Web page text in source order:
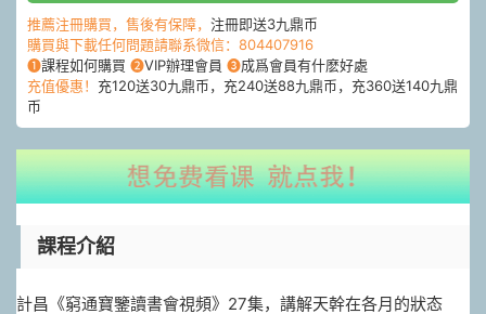
推薦注冊購買，售後有保障， 注冊即送3九鼎币
購買與下載任何問題請聯系微信：804407916
❶課程如何購買 ❷VIP辦理會員 ❸成爲會員有什麽好處
充值優惠！ 充120送30九鼎币，充240送88九鼎币，充360送140九鼎
币
課程介紹
計昌《窮通寶鑒讀書會視頻》27集，講解天幹在各月的狀态